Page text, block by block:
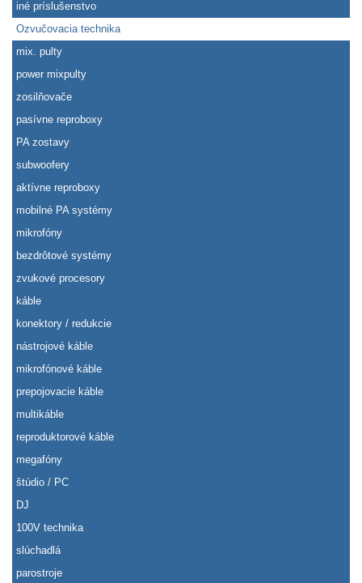
iné príslušenstvo
Ozvučovacia technika
mix. pulty
power mixpulty
zosilňovače
pasívne reproboxy
PA zostavy
subwoofery
aktívne reproboxy
mobilné PA systémy
mikrofóny
bezdrôtové systémy
zvukové procesory
káble
konektory / redukcie
nástrojové káble
mikrofónové káble
prepojovacie káble
multikáble
reproduktorové káble
megafóny
štúdio / PC
DJ
100V technika
slúchadlá
parostroje